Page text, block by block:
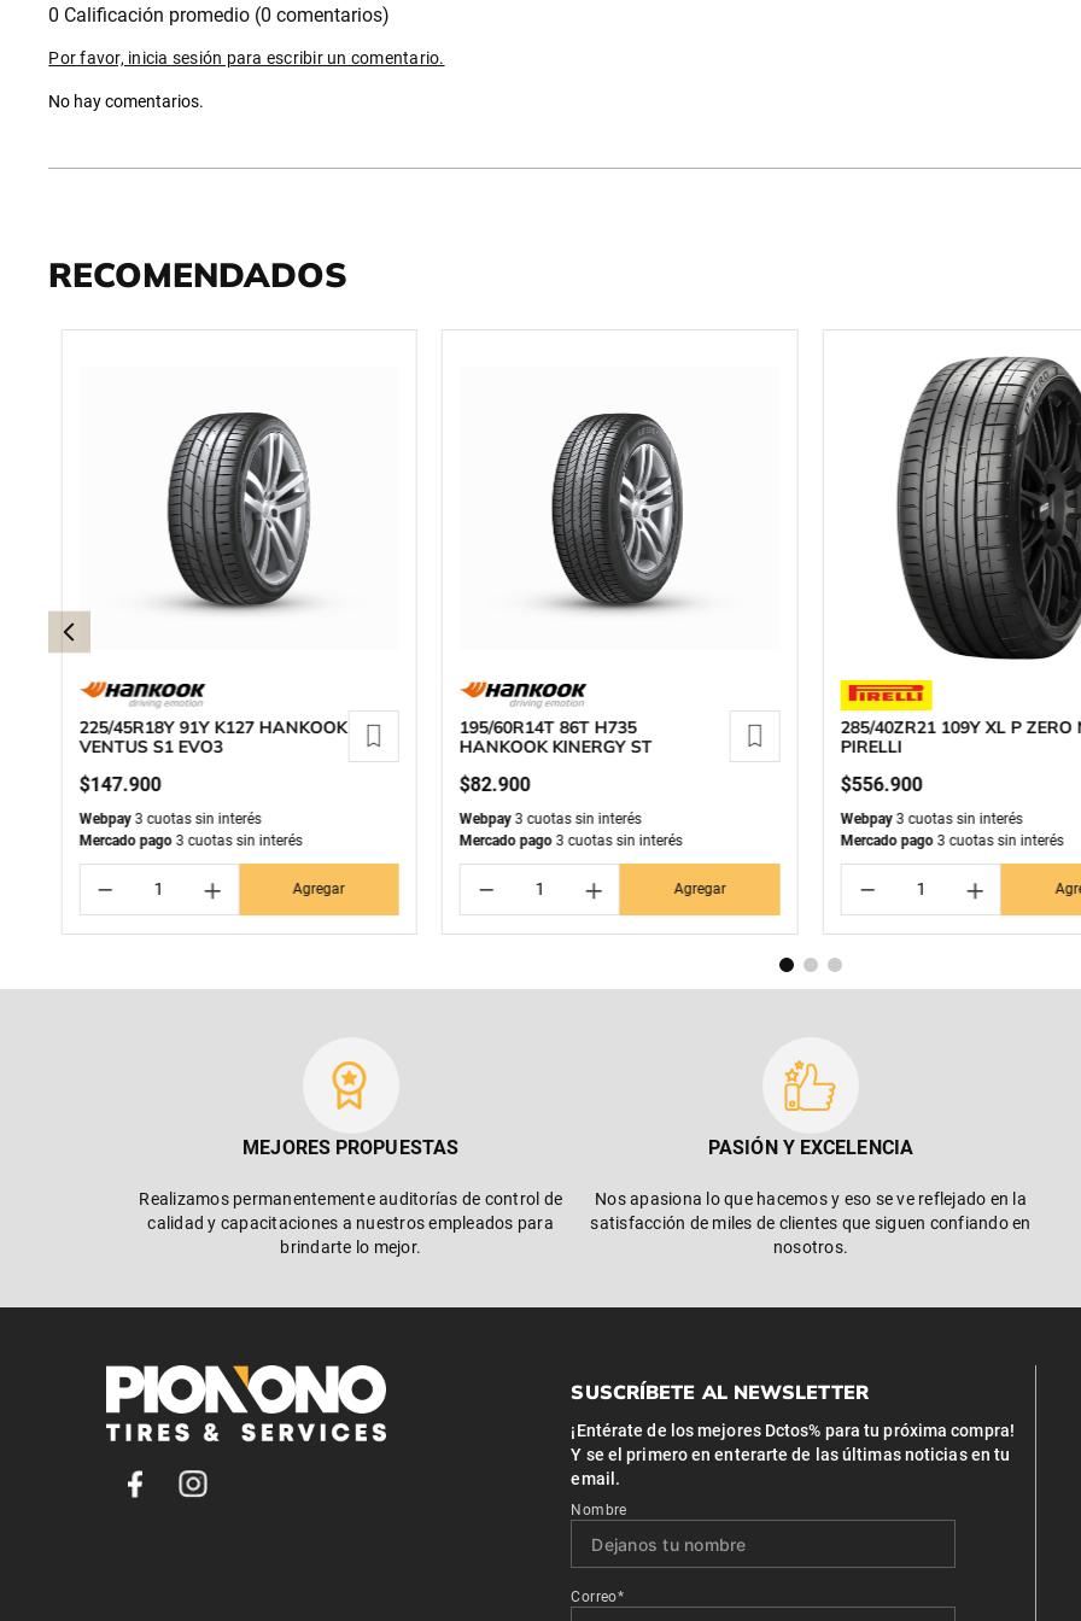
0 Calificación promedio (0 comentarios)
Por favor, inicia sesión para escribir un comentario.
No hay comentarios.
RECOMENDADOS
225/45R18Y 91Y K127 HANKOOK
VENTUS S1 EVO3
$147.900
Webpay3 cuotas sin interés
Mercado pago3 cuotas sin interés
＋
－ Agregar
195/60R14T 86T H735
HANKOOK KINERGY ST
$82.900
Webpay 3 cuotas sin interés
Mercado pago 3 cuotas sin interés
＋
－ Agregar
285/40ZR21 109Y XL P ZERO
PIRELLI
$556.900
Webpay3 cuotas sin interés
Mercado pago3 cuotas sin interés
＋
－
MEJORES PROPUESTAS
Realizamos permanentemente auditorías de control de
calidad y capacitaciones a nuestros empleados para
brindarte lo mejor.
PASIÓN Y EXCELENCIA
Nos apasiona lo que hacemos y eso se ve reflejado en la
satisfacción de miles de clientes que siguen confiando en
nosotros.
SUSCRÍBETE AL NEWSLETTER
¡Entérate de los mejores Dctos% para tu próxima compra!
Y se el primero en enterarte de las últimas noticias en tu
email.
Nombre
Correo*